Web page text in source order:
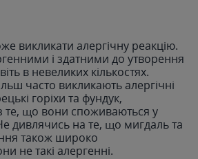
викликати алергічну реакцію.
і здатними до утворення
в невеликих кількостях.
часто викликають алергічні
горіхи та фундук,
те, що вони споживаються у
Не дивлячись на те, що мигдаль та
також широко
не такі алергенні.